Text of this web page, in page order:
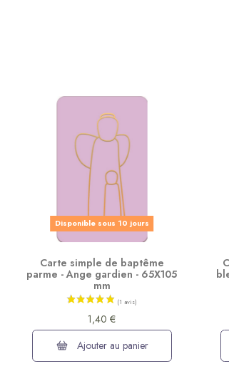
Disponible sous 10 jours
Carte simple de baptême
parme - Ange gardien - 65X105
mm
1,40 €
Ajouter au panier